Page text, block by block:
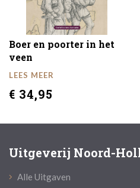
Boer en poorter in het
veen
LEES MEER
€ 34,95
Uitgeverij Noord-
Alle Uitgaven